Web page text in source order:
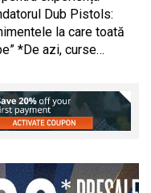
Dub Pistols:
la care toată
*De azi, curse…